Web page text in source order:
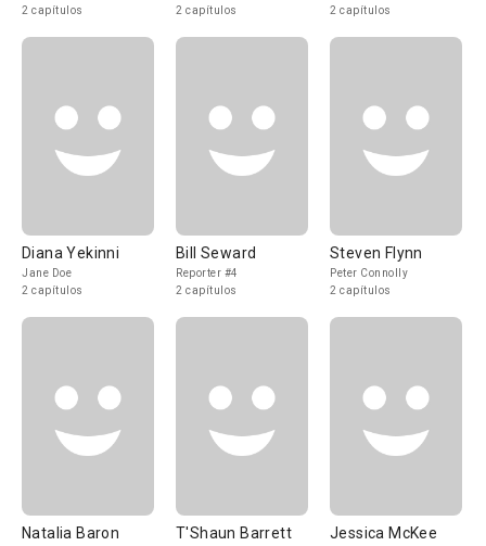
2 capítulos
2 capítulos
2 capítulos
Diana Yekinni
Jane Doe
2 capítulos
Bill Seward
Reporter #4
2 capítulos
Steven Flynn
Peter Connolly
2 capítulos
Natalia Baron T'Shaun Barrett Jessica McKee